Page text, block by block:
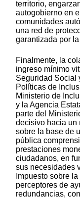
territorio,
autogobierno en
comunidades
una red de
garantizada por
Finalmente, la
ingreso mínimo
Seguridad Social
Políticas de
Ministerio de
y la Agencia
parte del
decisivo hacia un
sobre la base de
pública
prestaciones
ciudadanos, en
sus necesidades
Impuesto sobre
perceptores de
redundancias,